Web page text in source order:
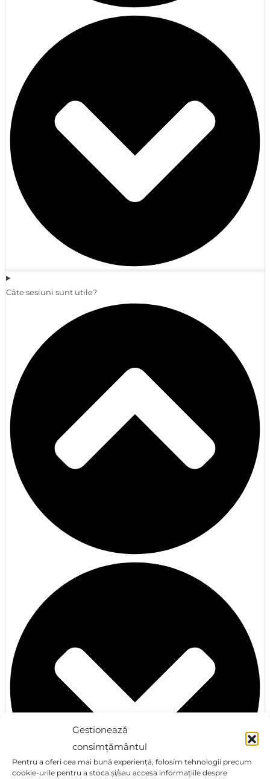
Gestionează
consimțământul
Pentru a oferi cea mai bună experiență, folosim tehnologii precum
cookie-urile pentru a stoca și/sau accesa informațiile despre
Câte sesiuni sunt utile?